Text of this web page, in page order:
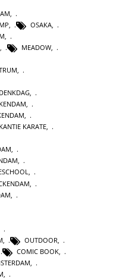
OSAKA
MEADOW
,
,
,
KARATE,
,
,
,
OUTDOOR
COMIC BOOK
,